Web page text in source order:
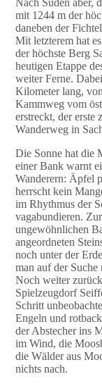
Nach Süden aber,
mit 1244 m der
daneben der
Mit letzterem hat
der höchste Berg
heutigen Etappe
weiter Ferne.
Kilometer lang,
Kammweg vom
erstreckt, der erste
Wanderweg in
Die Sonne hat die
einer Bank warnt
Wanderern: Äpfel
herrscht kein
im Rhythmus der
vagabundieren.
ungewöhnlichen
angeordneten
noch unter der
man auf der
Noch weiter
Spielzeugdorf
Schritt
Engeln und
der Abstecher ins
im Wind, die
die Wälder aus
nichts nach.